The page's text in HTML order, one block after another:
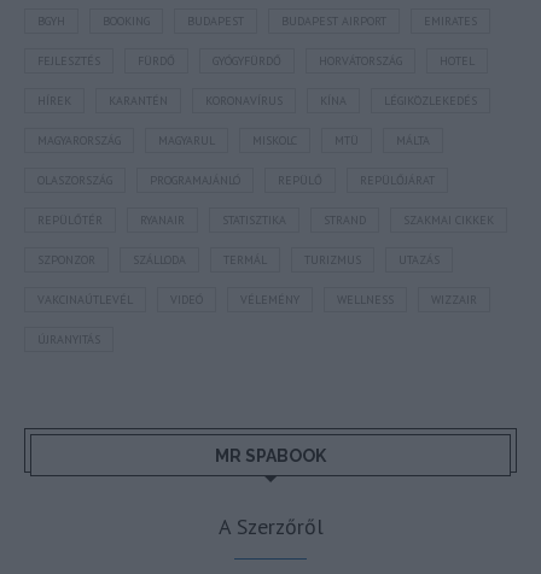
BUDAPEST BUDAPEST AIRPORT EMIRATES
FEJLESZTÉS HORVÁTORSZÁG HOTEL
KARANTÉN
MTÜ MÁLTA
REPÜLŐJÁRAT
REPÜLŐTÉR STATISZTIKA STRAND
TERMÁL TURIZMUS UTAZÁS
VAKCINAÚTLEVÉL
ÚJRANYITÁS
MR SPABOOK
A Szerzőről